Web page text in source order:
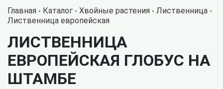
Главная Каталог Хвойные растения
Лиственница
Лиственница европейская
ЛИСТВЕННИЦА
ЕВРОПЕЙСКАЯ ГЛОБУС НА
ШТАМБЕ